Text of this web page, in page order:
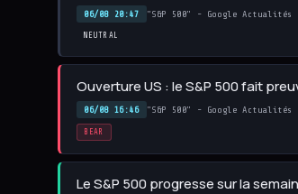
06/08 20:47 "S&P 500" - Google Actualités
NEUTRAL
Ouverture US : le S&P 500 fait
06/08 16:46 "S&P 500" - Google Actualités
BEAR
Le S&P 500 progresse sur la